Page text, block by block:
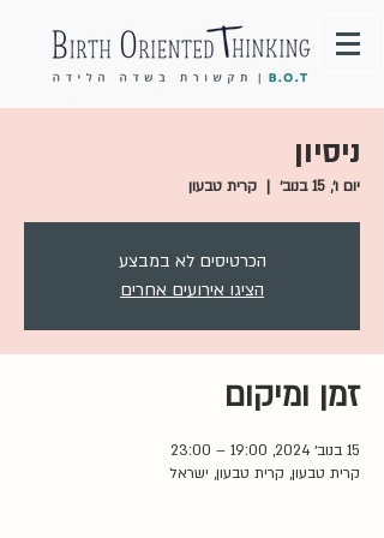
ניסיון
יום ו׳, 15 בנוב׳
  |
קרית טבעון
הכרטיסים לא במבצע
הציגו אירועים אחרים
זמן ומיקום
15 בנוב׳ 2024, 19:00 – 23:00
קרית טבעון, קרית טבעון, ישראל